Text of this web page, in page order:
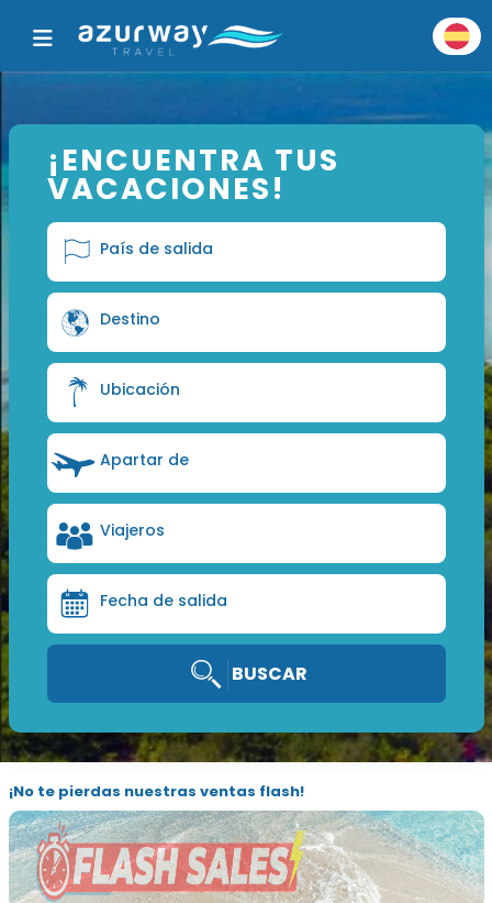
¡ENCUENTRA TUS
VACACIONES!
País de salida
Destino
Ubicación
Apartar de
Viajeros
Fecha de salida
BUSCAR
¡No te pierdas nuestras ventas flash!